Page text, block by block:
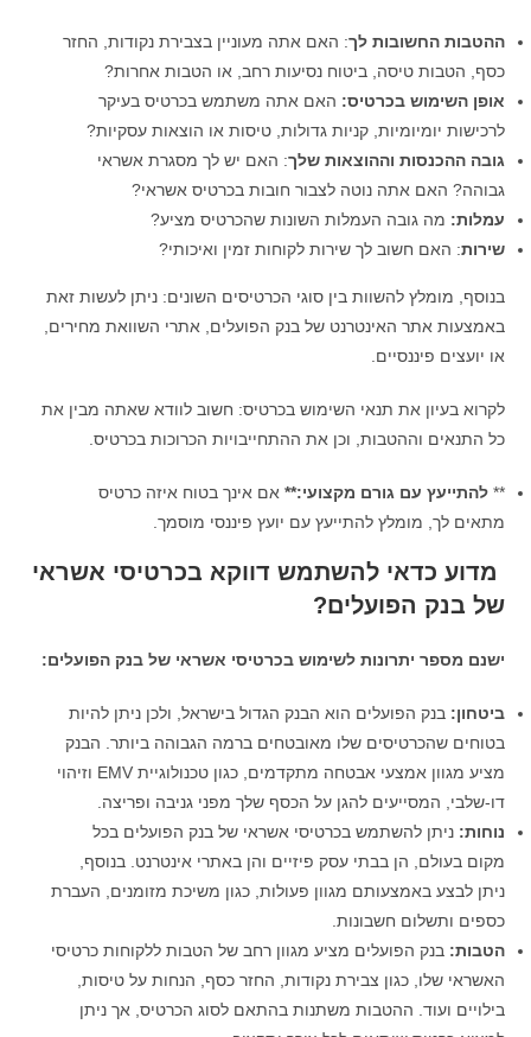
ההטבות החשובות לך: האם אתה מעוניין בצבירת נקודות, החזר
כסף, הטבות טיסה, ביטוח נסיעות רחב, או הטבות אחרות?
אופן השימוש בכרטיס: האם אתה משתמש בכרטיס בעיקר
לרכישות יומיומיות, קניות גדולות, טיסות או הוצאות עסקיות?
גובה ההכנסות וההוצאות שלך: האם יש לך מסגרת אשראי
גבוהה? האם אתה נוטה לצבור חובות בכרטיס אשראי?
עמלות: מה גובה העמלות השונות שהכרטיס מציע?
שירות: האם חשוב לך שירות לקוחות זמין ואיכותי?
בנוסף, מומלץ להשוות בין סוגי הכרטיסים השונים: ניתן לעשות זאת
באמצעות אתר האינטרנט של בנק הפועלים, אתרי השוואת מחירים,
או יועצים פיננסיים.
לקרוא בעיון את תנאי השימוש בכרטיס: חשוב לוודא שאתה מבין את
כל התנאים וההטבות, וכן את ההתחייבויות הכרוכות בכרטיס.
**להתייעץ עם גורם מקצועי:** אם אינך בטוח איזה כרטיס
מתאים לך, מומלץ להתייעץ עם יועץ פיננסי מוסמך.
מדוע כדאי להשתמש דווקא בכרטיסי אשראי
של בנק הפועלים?
ישנם מספר יתרונות לשימוש בכרטיסי אשראי של בנק הפועלים:
ביטחון: בנק הפועלים הוא הבנק הגדול בישראל, ולכן ניתן להיות
בטוחים שהכרטיסים שלו מאובטחים ברמה הגבוהה ביותר. הבנק
מציע מגוון אמצעי אבטחה מתקדמים, כגון טכנולוגיית EMV וזיהוי
דו-שלבי, המסייעים להגן על הכסף שלך מפני גניבה ופריצה.
נוחות: ניתן להשתמש בכרטיסי אשראי של בנק הפועלים בכל
מקום בעולם, הן בבתי עסק פיזיים והן באתרי אינטרנט. בנוסף,
ניתן לבצע באמצעותם מגוון פעולות, כגון משיכת מזומנים, העברת
כספים ותשלום חשבונות.
הטבות: בנק הפועלים מציע מגוון רחב של הטבות ללקוחות כרטיסי
האשראי שלו, כגון צבירת נקודות, החזר כסף, הנחות על טיסות,
בילויים ועוד. ההטבות משתנות בהתאם לסוג הכרטיס, אך ניתן